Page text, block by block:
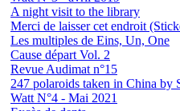
A night visit to the library
Merci de laisser cet endroit
Les multiples de Eins, Un, One
Cause départ Vol. 2
Revue Audimat n°15
247 polaroids taken in China by
Watt N°4 - Mai 2021